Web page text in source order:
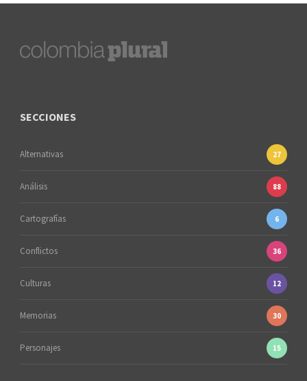
SECCIONES
Alternativas 27
Análisis 88
Cartografías 6
Conflictos 36
Culturas 12
Memorias 30
Personajes 15